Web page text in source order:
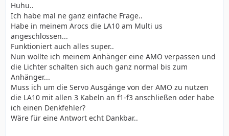
Huhu..
Ich habe mal ne ganz einfache Frage..
Habe in meinem Arocs die LA10 am Multi us
angeschlossen...
Funktioniert auch alles super..
Nun wollte ich meinem Anhänger eine AMO verpassen und
die Lichter schalten sich auch ganz normal bis zum
Anhänger...
Muss ich um die Servo Ausgänge von der AMO zu nutzen
die LA10 mit allen 3 Kabeln an f1-f3 anschließen oder habe
ich einen Denkfehler?
Wäre für eine Antwort echt Dankbar..